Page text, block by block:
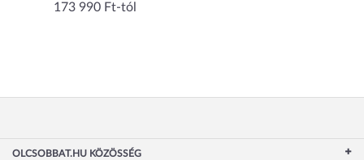
173 990 Ft-tól
OLCSOBBAT.HU KÖZÖSSÉG